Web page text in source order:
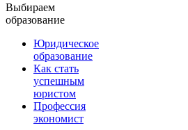
Выбираем
образование
Юридическое
образование
Как стать
успешным
юристом
Профессия
экономист